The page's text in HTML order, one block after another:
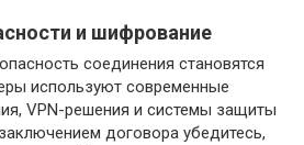
и шифрование
соединения становятся
используют современные
VPN-решения и системы защиты
договора убедитесь,